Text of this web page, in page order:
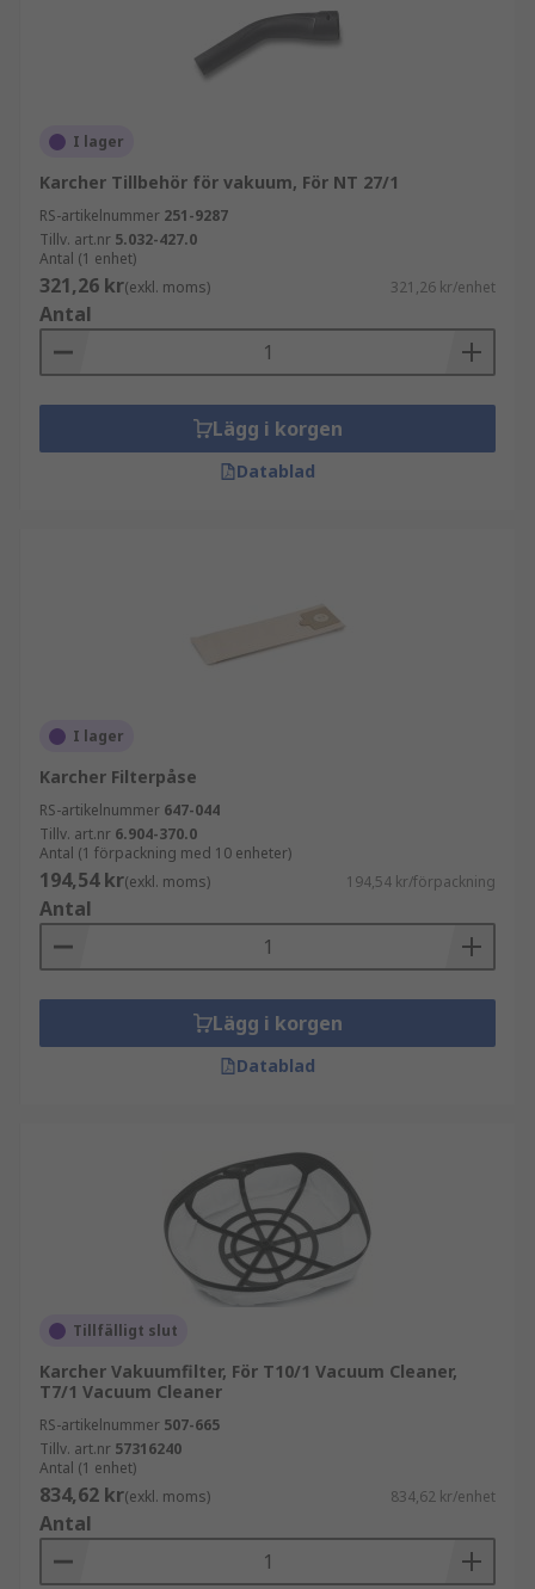
I lager
Karcher Tillbehör för vakuum, För NT 27/1
RS-artikelnummer 251-9287
Tillv. art.nr 5.032-427.0
Antal (1 enhet)
321,26 kr(exkl. moms) 321,26 kr/enhet
Antal
Lägg i korgen
Datablad
I lager
Karcher Filterpåse
RS-artikelnummer 647-044
Tillv. art.nr 6.904-370.0
Antal (1 förpackning med 10 enheter)
194,54 kr(exkl. moms) 194,54 kr/förpackning
Antal
Lägg i korgen
Datablad
Tillfälligt slut
Karcher Vakuumfilter, För T10/1 Vacuum Cleaner,
T7/1 Vacuum Cleaner
RS-artikelnummer 507-665
Tillv. art.nr 57316240
Antal (1 enhet)
834,62 kr(exkl. moms) 834,62 kr/enhet
Antal